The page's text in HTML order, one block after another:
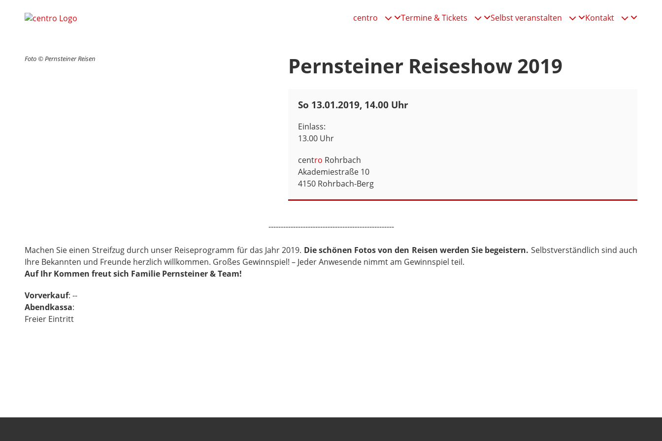
centro  Termine & Tickets  Selbst veranstalten  Kontakt 
Foto © Pernsteiner Reisen Pernsteiner Reiseshow 2019
So 13.01.2019, 14.00 Uhr
Einlass:
13.00 Uhr
centro Rohrbach
Akademiestraße 10
4150 Rohrbach-Berg
---------------------------------------------------
Machen Sie einen Streifzug durch unser Reiseprogramm für das Jahr 2019. Die schönen Fotos von den Reisen werden Sie begeistern. Selbstverständlich sind auch
Ihre Bekannten und Freunde herzlich willkommen. Großes Gewinnspiel! – Jeder Anwesende nimmt am Gewinnspiel teil.
Auf Ihr Kommen freut sich Familie Pernsteiner & Team!
Vorverkauf: --
Abendkassa:
Freier Eintritt